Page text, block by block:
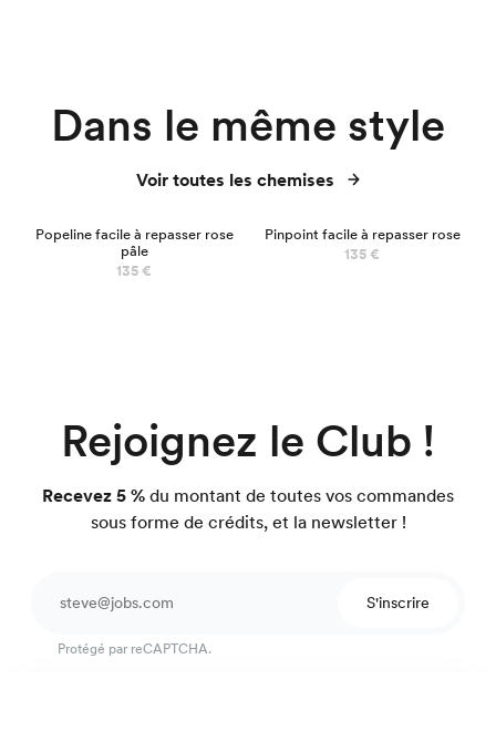
Dans le même style
Voir toutes les chemises
Popeline facile à repasser rose
pâle
135 €
Pinpoint facile à repasser rose
135 €
Rejoignez le Club !
Recevez 5 % du montant de toutes vos commandes
sous forme de crédits, et la newsletter !
S'inscrire
Protégé par reCAPTCHA.